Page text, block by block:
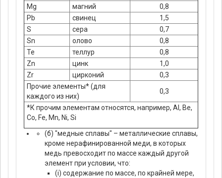
Mg
магний
0,8
Рb
свинец
1,5
S
сера
0,7
Sn
олово
0,8
Te
теллур
0,8
Zn
цинк
1,0
Zr
цирконий
0,3
Прочие элементы* (для
каждого из них)
0,3
*К прочим элементам относятся, например, Al, Be,
Co, Fe, Mn, Ni, Si
(б) "медные сплавы" – металлические сплавы,
кроме нерафинированной меди, в которых
медь превосходит по массе каждый другой
элемент при условии, что:
(i) содержание по массе, по крайней мере,